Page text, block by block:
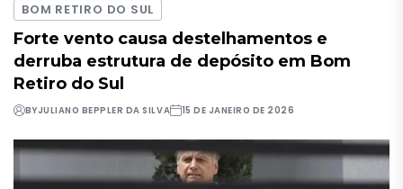
BOM RETIRO DO SUL
Forte vento causa destelhamentos e
derruba estrutura de depósito em Bom
Retiro do Sul
BYJULIANO BEPPLER DA SILVA 15 DE JANEIRO DE 2026